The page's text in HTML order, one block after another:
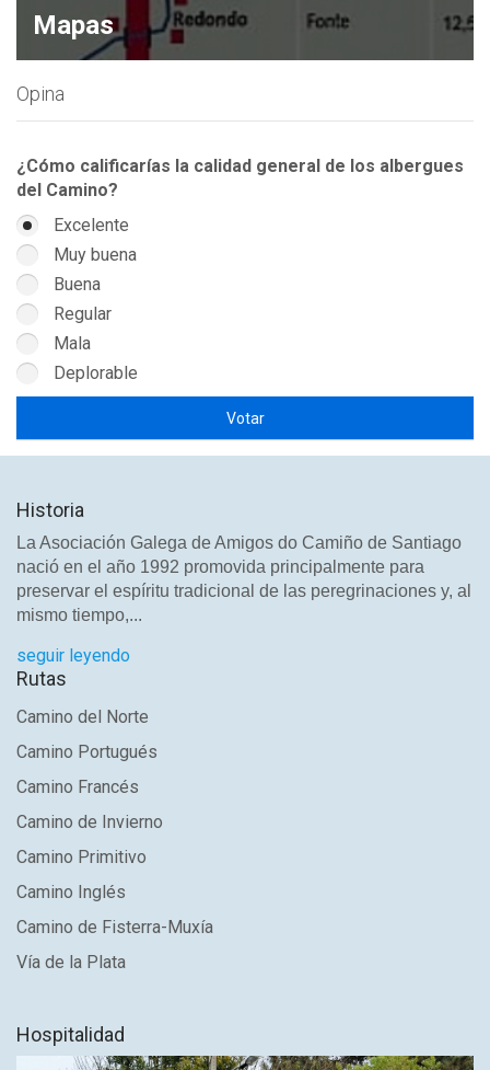
Mapas
Opina
¿Cómo calificarías la calidad general de los albergues
del Camino?
Excelente
Muy buena
Buena
Regular
Mala
Deplorable
Historia
La Asociación Galega de Amigos do Camiño de Santiago
nació en el año 1992 promovida principalmente para
preservar el espíritu tradicional de las peregrinaciones y, al
mismo tiempo,...
seguir leyendo
Rutas
Camino del Norte
Camino Portugués
Camino Francés
Camino de Invierno
Camino Primitivo
Camino Inglés
Camino de Fisterra-Muxía
Vía de la Plata
Hospitalidad